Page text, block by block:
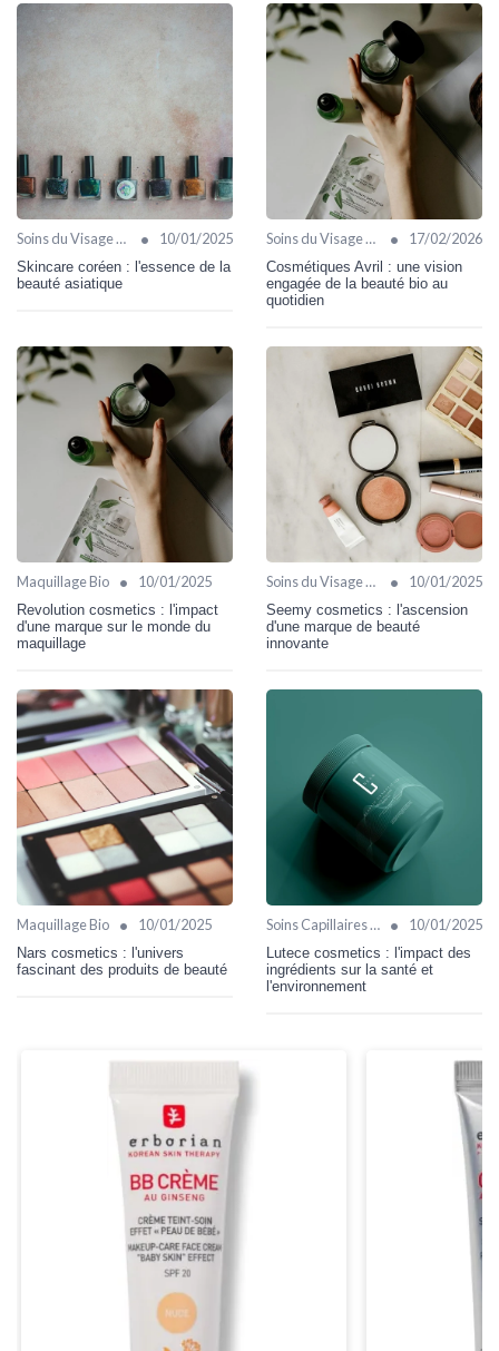
Soins du Visage Bio • 10/01/2025
Skincare coréen : l'essence de la
beauté asiatique
Soins du Visage Bio • 17/02/2026
Cosmétiques Avril : une vision
engagée de la beauté bio au
quotidien
Maquillage Bio • 10/01/2025
Revolution cosmetics : l'impact
d'une marque sur le monde du
maquillage
Soins du Visage Bio • 10/01/2025
Seemy cosmetics : l'ascension
d'une marque de beauté
innovante
Maquillage Bio • 10/01/2025
Nars cosmetics : l'univers
fascinant des produits de beauté
Soins Capillaires Bio • 10/01/2025
Lutece cosmetics : l'impact des
ingrédients sur la santé et
l'environnement